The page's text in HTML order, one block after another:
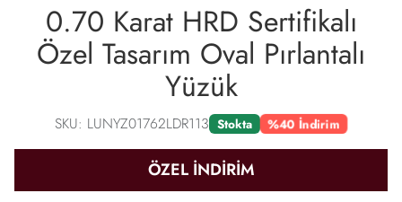
0.70 Karat HRD Sertifikalı
Özel Tasarım Oval Pırlantalı
Yüzük
SKU: LUNYZ01762LDR113 Stokta %40 İndirim
ÖZEL İNDİRİM